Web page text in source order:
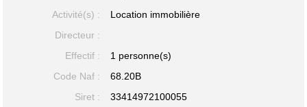
Activité(s) :
Location immobilière
Directeur :
Effectif :
1 personne(s)
Code Naf :
68.20B
Siret :
33414972100055